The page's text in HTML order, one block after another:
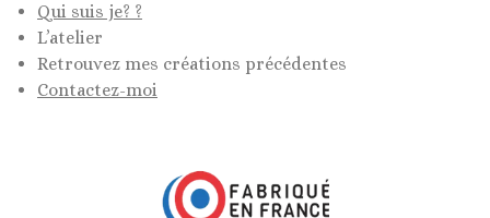
Qui suis je? ?
L’atelier
Retrouvez mes créations précédentes
Contactez-moi